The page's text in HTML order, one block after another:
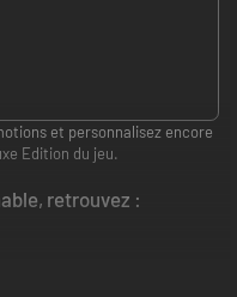
et personnalisez encore
Edition du jeu.
retrouvez :